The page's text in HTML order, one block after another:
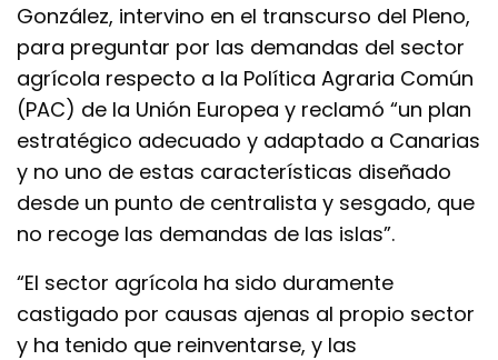
González, intervino en el transcurso del Pleno,
para preguntar por las demandas del sector
agrícola respecto a la Política Agraria Común
(PAC) de la Unión Europea y reclamó “un plan
estratégico adecuado y adaptado a Canarias
y no uno de estas características diseñado
desde un punto de centralista y sesgado, que
no recoge las demandas de las islas”.
“El sector agrícola ha sido duramente
castigado por causas ajenas al propio sector
y ha tenido que reinventarse, y las